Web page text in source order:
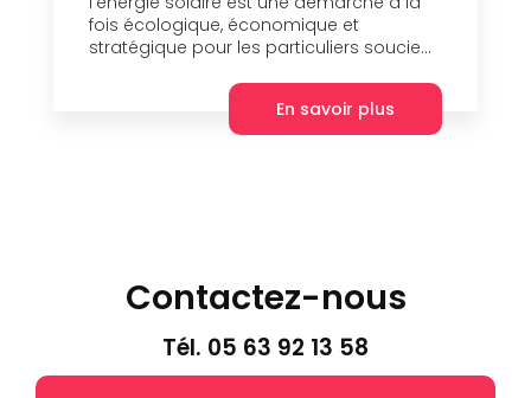
fois écologique, économique et
stratégique pour les particuliers soucie...
En savoir plus
Contactez-nous
Tél. 05 63 92 13 58